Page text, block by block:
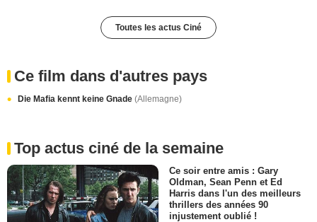
Toutes les actus Ciné
Ce film dans d'autres pays
Die Mafia kennt keine Gnade (Allemagne)
Top actus ciné de la semaine
Ce soir entre amis : Gary
Oldman, Sean Penn et Ed
Harris dans l'un des meilleurs
thrillers des années 90
injustement oublié !